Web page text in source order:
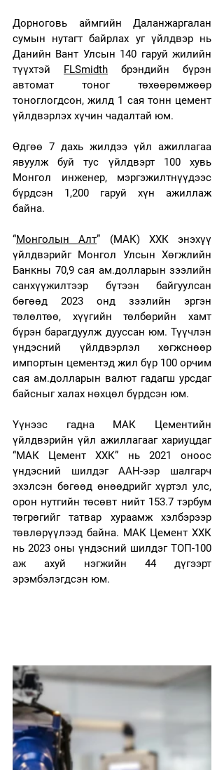
Дорноговь аймгийн Даланжаргалан
сумын нутагт байрлах уг үйлдвэр нь
Данийн Вант Улсын 140 гаруй жилийн
түүхтэй
FLSmidth брэндийн бүрэн
автомат тоног төхөөрөмжөөр
тоноглогдсон, жилд 1 сая тонн цемент
үйлдвэрлэх хүчин чадалтай юм.
Өдгөө 7 дахь жилдээ үйл ажиллагаа
явуулж буй тус үйлдвэрт 100 хувь
Монгол инженер, мэргэжилтнүүдээс
бүрдсэн 1,200 гаруй хүн ажиллаж
байна.
“Монголын Алт” (МАК) ХХК энэхүү
үйлдвэрийг Монгол Улсын Хөгжлийн
Банкны 70,9 сая ам.долларын зээлийн
санхүүжилтээр бүтээн байгуулсан
бөгөөд 2023 онд зээлийн эргэн
төлөлтөө, хүүгийн төлбөрийн хамт
бүрэн барагдуулж дууссан юм. Түүчлэн
үндэсний үйлдвэрлэл хөгжснөөр
импортын цементэд жил бүр 100 орчим
сая ам.долларын валют гадагш урсдаг
байсныг халах нөхцөл бүрдсэн юм.
Үүнээс гадна МАК Цементийн
үйлдвэрийн үйл ажиллагааг хариуцдаг
“МАК Цемент ХХК” нь 2021 оноос
үндэсний шилдэг ААН-ээр шалгарч
эхэлсэн бөгөөд өнөөдрийг хүртэл улс,
орон нутгийн төсөвт нийт 153.7 тэрбум
төгрөгийг татвар хураамж хэлбэрээр
төвлөрүүлээд байна. МАК Цемент ХХК
нь 2023 оны үндэсний шилдэг ТОП-100
аж ахуй нэгжийн 44 дүгээрт
эрэмбэлэгдсэн юм.